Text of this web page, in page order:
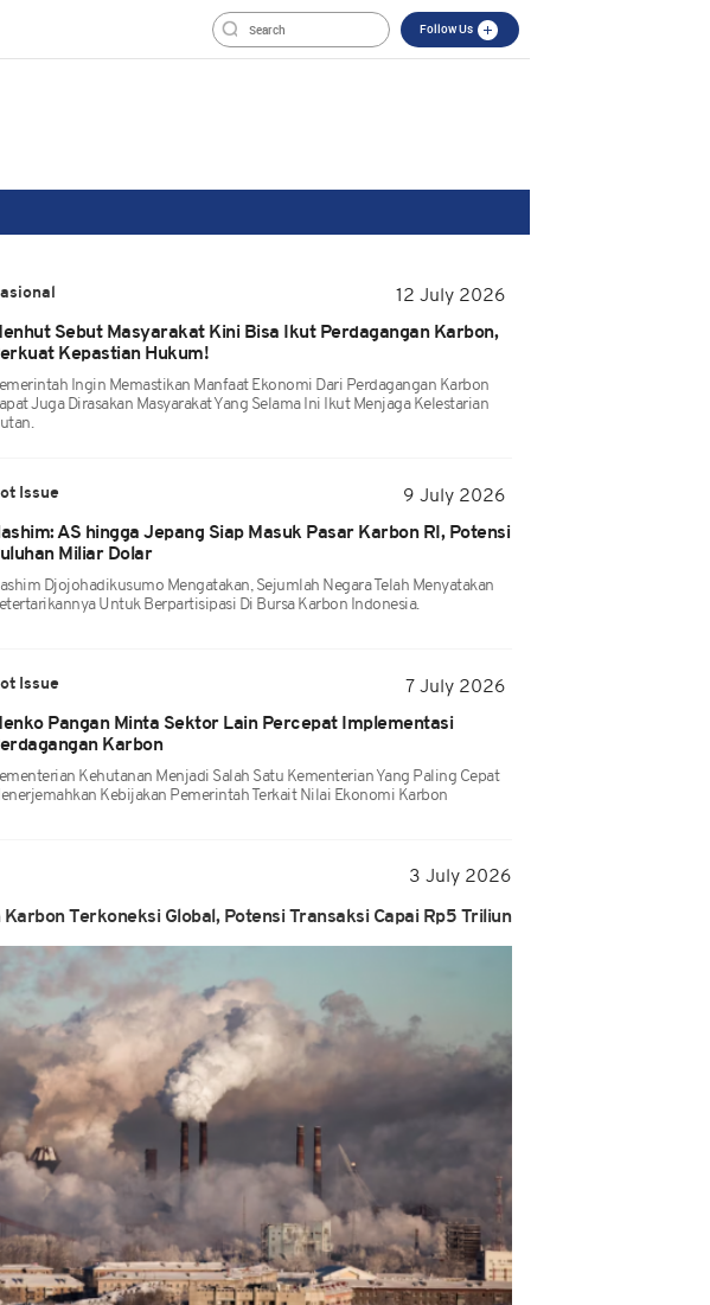
Follow Us
12 July 2026
Sebut Masyarakat Kini Bisa Ikut Perdagangan Karbon,
Kepastian Hukum!
Ingin Memastikan Manfaat Ekonomi Dari Perdagangan Karbon
Juga Dirasakan Masyarakat Yang Selama Ini Ikut Menjaga Kelestarian
Issue
9 July 2026
AS hingga Jepang Siap Masuk Pasar Karbon RI, Potensi
Miliar Dolar
Djojohadikusumo Mengatakan, Sejumlah Negara Telah Menyatakan
Untuk Berpartisipasi Di Bursa Karbon Indonesia.
Issue
7 July 2026
Pangan Minta Sektor Lain Percepat Implementasi
Karbon
Kehutanan Menjadi Salah Satu Kementerian Yang Paling Cepat
Kebijakan Pemerintah Terkait Nilai Ekonomi Karbon
3 July 2026
Terkoneksi Global, Potensi Transaksi Capai Rp5 Triliun